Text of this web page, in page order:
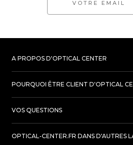
A PROPOS D'OPTICAL CENTER
POURQUOI ÊTRE CLIENT D'OPTICAL
VOS QUESTIONS
OPTICAL-CENTER.FR DANS D'AUTRES